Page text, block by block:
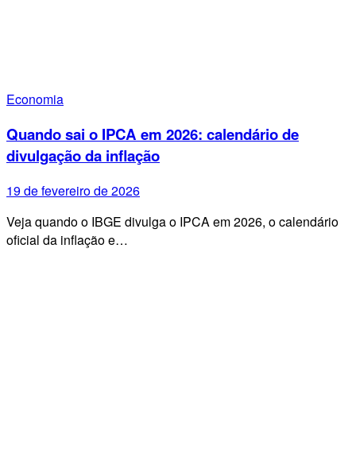
Economia
Quando sai o IPCA em 2026: calendário de
divulgação da inflação
19 de fevereiro de 2026
Veja quando o IBGE divulga o IPCA em 2026, o calendário
oficial da inflação e…